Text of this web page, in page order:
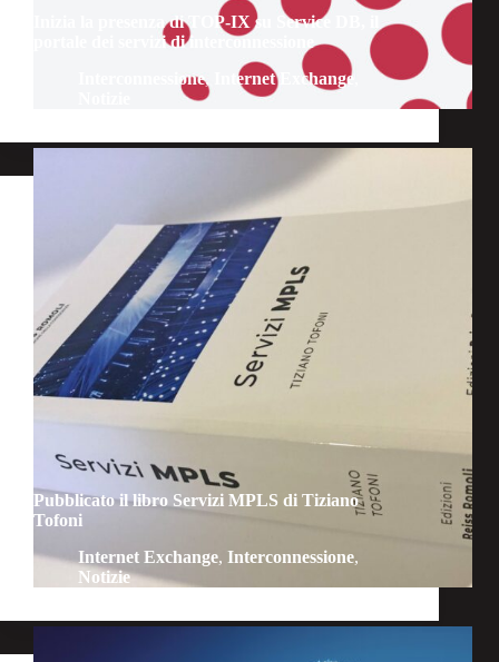
Inizia la presenza di TOP-IX su Service DB, il
portale dei servizi di interconnessione
Interconnessione, Internet Exchange
Pubblicato il libro Servizi MPLS di Tiziano
Tofoni
Internet Exchange, Interconnessione,
Notizie